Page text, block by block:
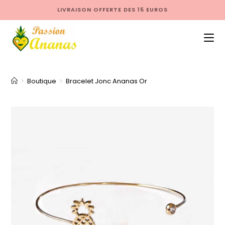
LIVRAISON OFFERTE DES 15 EUROS
> Boutique > Bracelet Jonc Ananas Or